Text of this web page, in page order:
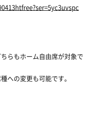
らもホーム自由席が対象で
への変更も可能です。